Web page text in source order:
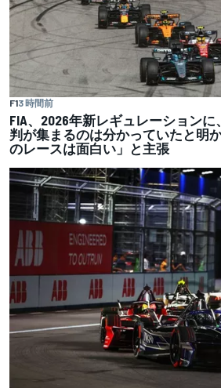
F13 時間前
FIA、2026年新レギュレーション
判が集まるのは分かっていたと明
のレースは面白い」と主張